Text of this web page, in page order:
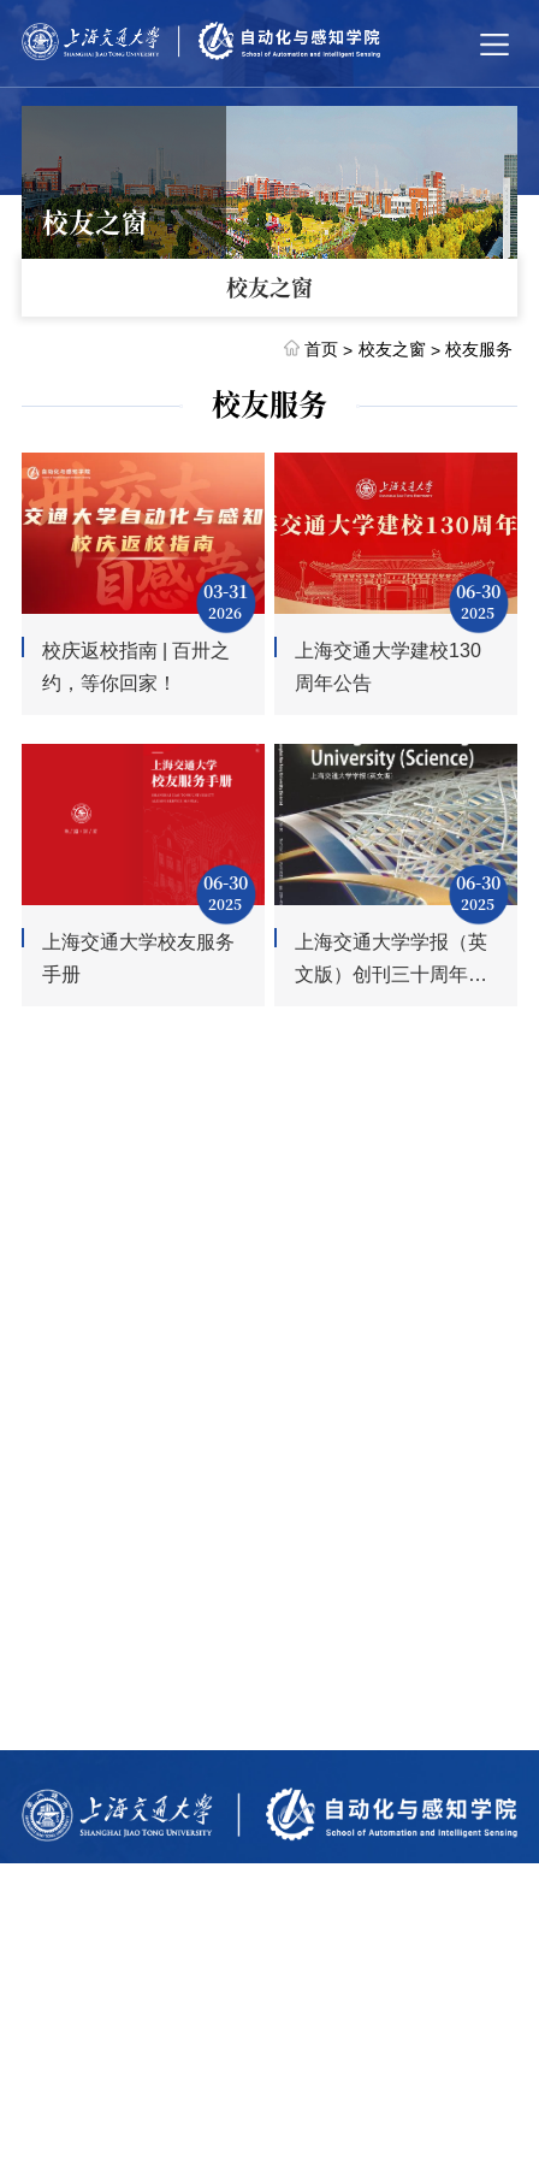
校友之窗
校友之窗
首页 > 校友之窗 > 校友服务
校友服务
03-31
2026
校庆返校指南 | 百卅之
约，等你回家！
06-30
2025
上海交通大学建校130
周年公告
06-30
2025
上海交通大学校友服务
手册
06-30
2025
上海交通大学学报（英
文版）创刊三十周年专